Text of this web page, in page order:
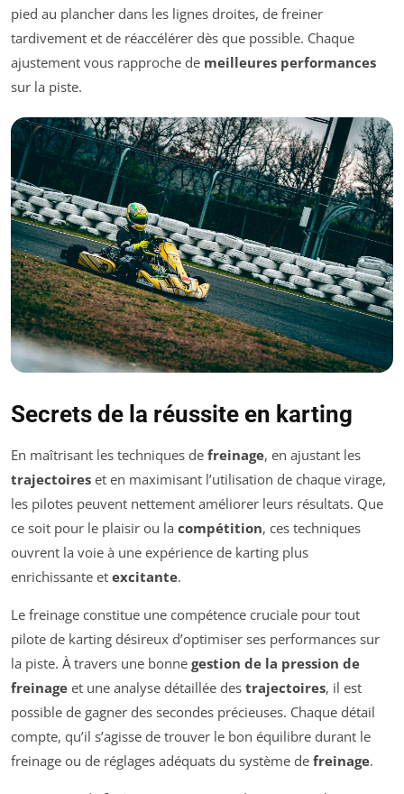
pied au plancher dans les lignes droites, de freiner
tardivement et de réaccélérer dès que possible. Chaque
ajustement vous rapproche de meilleures performances
sur la piste.
Secrets de la réussite en karting
En maîtrisant les techniques de freinage, en ajustant les
trajectoires et en maximisant l’utilisation de chaque virage,
les pilotes peuvent nettement améliorer leurs résultats. Que
ce soit pour le plaisir ou la compétition, ces techniques
ouvrent la voie à une expérience de karting plus
enrichissante et excitante.
Le freinage constitue une compétence cruciale pour tout
pilote de karting désireux d’optimiser ses performances sur
la piste. À travers une bonne gestion de la pression de
freinage et une analyse détaillée des trajectoires, il est
possible de gagner des secondes précieuses. Chaque détail
compte, qu’il s’agisse de trouver le bon équilibre durant le
freinage ou de réglages adéquats du système de freinage.